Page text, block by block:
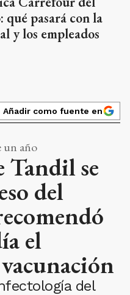
qué pasará con la
y los empleados
Añadir como fuente en
un año
Tandil se
del
el
del